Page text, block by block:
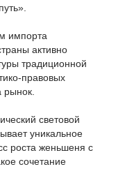
импорта
активно
традиционной
правовых
рынок.
световой
уникальное
роста женьшеня с
сочетание